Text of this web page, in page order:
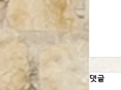
댓글